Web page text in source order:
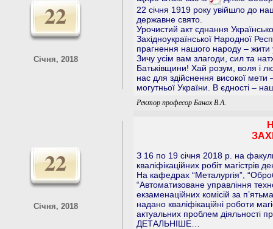
22
Січня, 2018
22 січня 1919 року увійшло до
державне свято.
Урочистий акт єднання
Західноукраїнської Народної
прагнення нашого народу – жити
Зичу усім вам злагоди, сил та
Батьківщини! Хай розум, воля і
нас для здійснення високої мети
могутньої України. В єдності –
Ректор професор Банах В.А.
22
Січня, 2018
З 16 по 19 січня 2018 р. на
кваліфікаційних робіт магістрів
На кафедрах “Металургія”,
“Автоматизоване управління
екзаменаційних комісій за
надано кваліфікаційні роботи
актуальних проблем діяльності
ДЕТАЛЬНІШЕ…